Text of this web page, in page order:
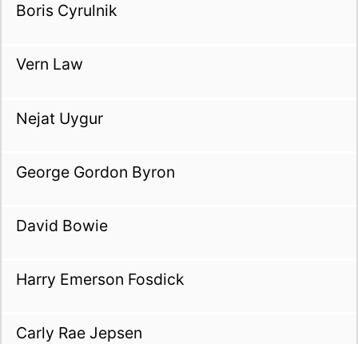
Boris Cyrulnik
Vern Law
Nejat Uygur
George Gordon Byron
David Bowie
Harry Emerson Fosdick
Carly Rae Jepsen